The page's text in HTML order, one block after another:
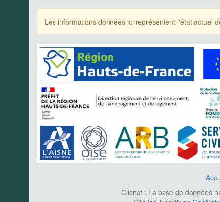
Les informations données ici représentent l'état actuel
Clicnat : La base de données